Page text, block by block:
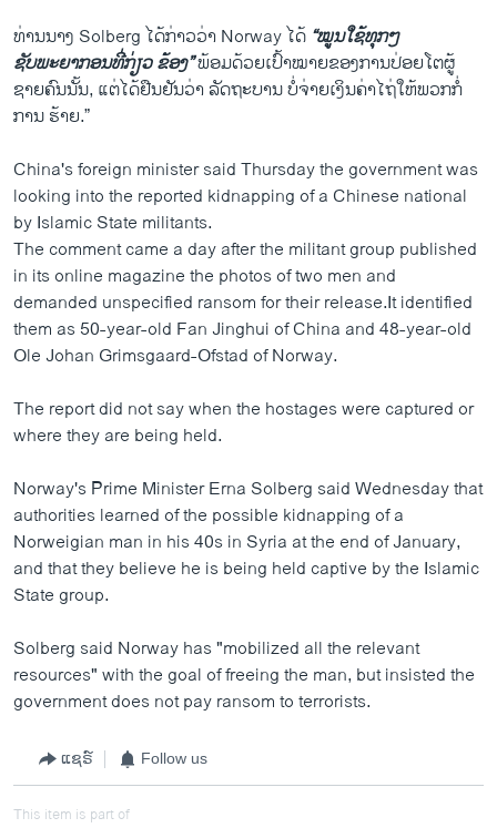
ທ່ານນາງ Solberg ໄດ້ກ່າວວ່າ Norway ໄດ້ “ໝູນໃຊ້ທຸກໆ
ຊັບພະຍາກອນທີ່ກ່ຽວ ຂ້ອງ”ພ້ອມດ້ວຍເປົ້າໝາຍຂອງການປ່ອຍໂຕຜູ້
ຊາຍຄົນນັ້ນ, ແຕ່ໄດ້ຢືນຢັນວ່າ ລັດຖະບານ ບໍ່ຈ່າຍເງິນຄ່າໄຖ່ໃຫ້ພວກກໍ່
ການ ຮ້າຍ.”
China's foreign minister said Thursday the government was
looking into the reported kidnapping of a Chinese national
by Islamic State militants.
The comment came a day after the militant group published
in its online magazine the photos of two men and
demanded unspecified ransom for their release.It identified
them as 50-year-old Fan Jinghui of China and 48-year-old
Ole Johan Grimsgaard-Ofstad of Norway.
The report did not say when the hostages were captured or
where they are being held.
Norway's Prime Minister Erna Solberg said Wednesday that
authorities learned of the possible kidnapping of a
Norweigian man in his 40s in Syria at the end of January,
and that they believe he is being held captive by the Islamic
State group.
Solberg said Norway has "mobilized all the relevant
resources" with the goal of freeing the man, but insisted the
government does not pay ransom to terrorists.
ແຊຣ໌ Follow us
This item is part of